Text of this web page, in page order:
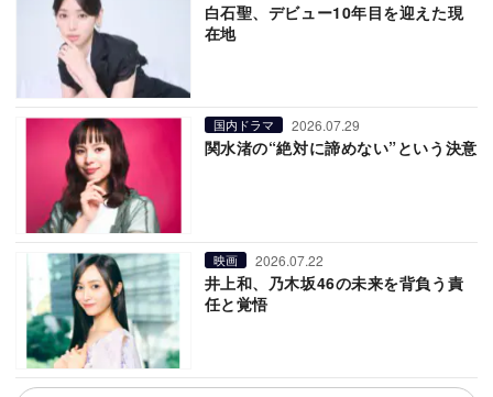
白石聖、デビュー10年目を迎えた現
在地
国内ドラマ 2026.07.29
関水渚の“絶対に諦めない”という決意
映画 2026.07.22
井上和、乃木坂46の未来を背負う責
任と覚悟